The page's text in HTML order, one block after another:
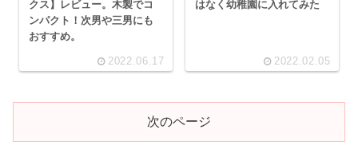
クス】レビュー。木製でコ
ンパクト！次男や三男にも
おすすめ。
2022.06.17
はなく幼稚園に入れてみた
2022.02.05
次のページ